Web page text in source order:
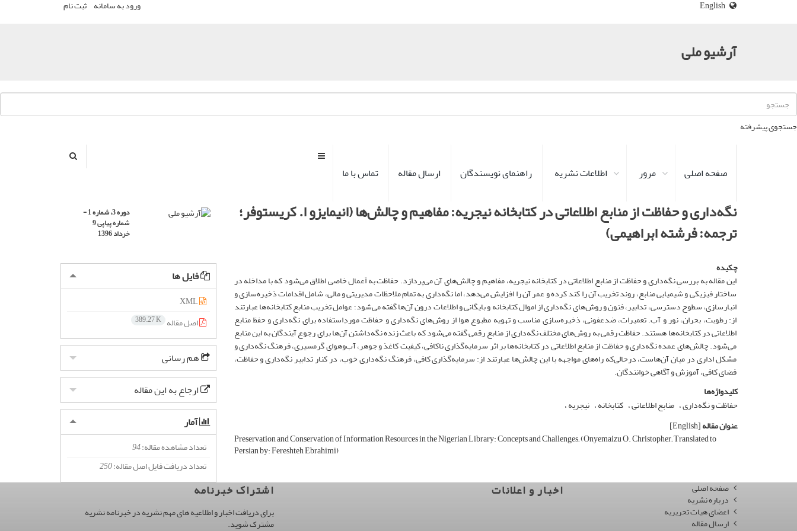
ورود به سامانه ثبت نام
آرشیو ملی
جستجوی پیشرفته
صفحه اصلی مرور اطلاعات نشریه راهنمای نویسندگان ارسال مقاله تماس با ما
نگه‌داری و حفاظت از منابع اطلاعاتی در کتابخانه نیجریه: مفاهیم و چالش‌ها (انیمایزو ا. کریستوفر؛
ترجمه: فرشته ابراهیمی)
چکیده
این مقاله به بررسیِ نگه‌داری و حفاظت از منابع اطلاعاتی در کتابخانه نیجریه، مفاهیم و چالش‌های آن می‌پردازد. حفاظت به اَعمال خاصی اطلاق می‌شود که با مداخله در
ساختار فیزیکی و شیمیایی منابع، روند تخریب آن را کند کرده و عمر آن را افزایش می‌دهد، اما نگه‌داری به تمام ملاحظات مدیریتی و مالی،‌ شامل اقدامات ذخیره‌سازی و
انبارسازی، سطوح دسترسی، تدابیر،‌ فنون و روش‌های نگه‌داری از اموال کتابخانه و بایگانی و اطلاعات درون آن‌ها گفته می‌شود؛ عوامل تخریب منابع کتابخانه‌ها عبارتند
از: رطوبت، بحران،‌ نور و آب. تعمیرات،‌ ضدعفونی، ذخیره‌سازی مناسب و تهویه مطبوع هوا از روش‌های نگه‌داری و حفاظت موردِاستفاده برای نگه‌داری و حفظ منابع
اطلاعاتی در کتابخانه‌ها هستند. حفاظت رقمی به روش‌های مختلف نگه‌داری از منابع رقمی گفته می‌شود که باعث زنده نگه‌داشتن آن‌ها برای رجوع‌ آیندگان به این منابع
می‌شود. چالش‌های عمده نگه‌داری و حفاظت از منابع اطلاعاتی در کتابخانه‌ها بر اثر سرمایه‌گذاری ناکافی، کیفیت کاغذ و جوهر، آب‌و‌هوای گرمسیری،‌ فرهنگ نگه‌داری و
مشکل اداری در میان آن‌هاست، در‌حالی‌که راه‌های مواجهه با این چالش‌ها عبارتند از: سرمایه‌گذاری کافی، فرهنگ نگه‌داری خوب، در کنار تدابیر نگه‌داری و حفاظت،
فضای کافی، آموزش و آگاهی خوانندگان.
کلیدواژه‌ها
حفاظت و نگه‌داری منابع اطلاعاتی کتابخانه نیجریه
عنوان مقاله[English]
Preservation and Conservation of Information Resources in the Nigerian Library: Concepts and Challenges; (Onyemaizu O. Christopher; Translated to
Persian by: Fereshteh Ebrahimi)
دوره 3، شماره 1 -
شماره پیاپی 9
خرداد 1396
فایل ها
اصل مقاله 389.27 K
هم رسانی
ارجاع به این مقاله
آمار
تعداد مشاهده مقاله:94
تعداد دریافت فایل اصل مقاله:250
صفحه اصلی
درباره نشریه
اعضای هیات تحریریه
ارسال مقاله
اخبار و اعلانات اشتراک خبرنامه
برای دریافت اخبار و اطلاعیه های مهم نشریه در خبرنامه نشریه
مشترک شوید.